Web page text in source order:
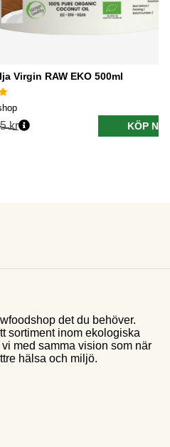
Virgin RAW EKO 500ml
kr KÖP NU
det du behöver.
sortiment inom ekologiska
med samma vision som när
hälsa och miljö.